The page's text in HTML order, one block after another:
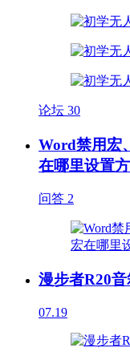
论坛 30
Word禁用宏
在哪里设置
问答 2
漫步者R20
07.19